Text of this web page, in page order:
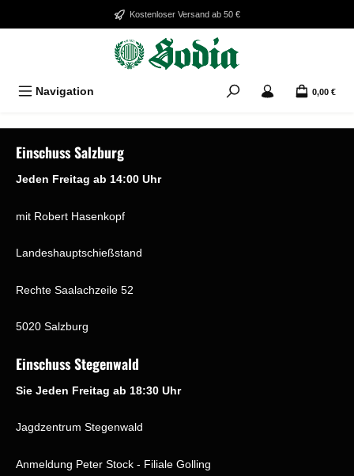
Zum Hauptinhalt springenKostenloser Versand ab 50 €
Navigation 0,00 €
Einschuss Salzburg
Jeden Freitag ab 14:00 Uhr
mit Robert Hasenkopf
Landeshauptschießstand
Rechte Saalachzeile 52
5020 Salzburg
Einschuss Stegenwald
Sie Jeden Freitag ab 18:30 Uhr
Jagdzentrum Stegenwald
Anmeldung Peter Stock - Filiale Golling